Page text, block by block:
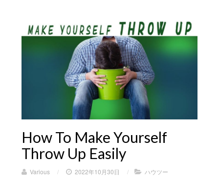
How To Make Yourself
Throw Up Easily
Various / 2022年10月30日 / ハウツー